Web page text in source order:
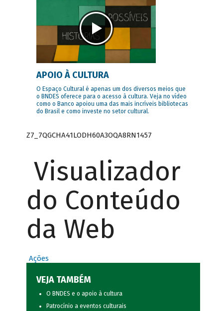
APOIO À CULTURA
O Espaço Cultural é apenas um dos diversos meios que
o BNDES oferece para o acesso à cultura. Veja no vídeo
como o Banco apoiou uma das mais incríveis bibliotecas
do Brasil e como investe no setor cultural.
Z7_7QGCHA41LODH60A3OQA8RN1457
Visualizador
do Conteúdo
da Web
Ações
VEJA TAMBÉM
O BNDES e o apoio à cultura
Patrocínio a eventos culturais